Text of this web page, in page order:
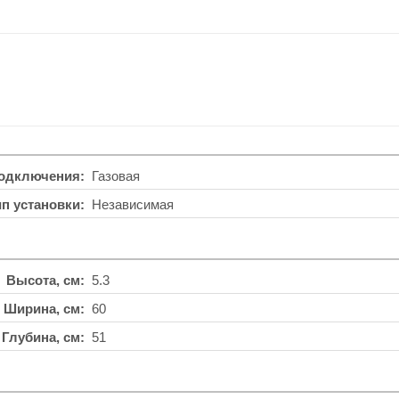
Газовая
установки
Независимая
Высота, см
5.3
Ширина, см
60
Глубина, см
51